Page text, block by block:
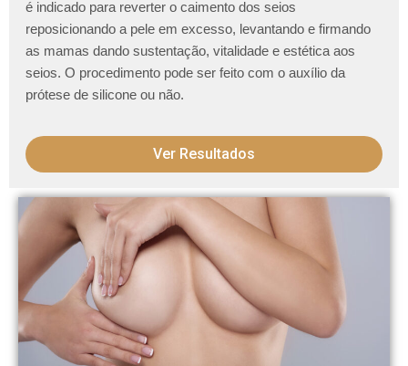
é indicado para reverter o caimento dos seios
reposicionando a pele em excesso, levantando e firmando
as mamas dando sustentação, vitalidade e estética aos
seios. O procedimento pode ser feito com o auxílio da
prótese de silicone ou não.
Ver Resultados